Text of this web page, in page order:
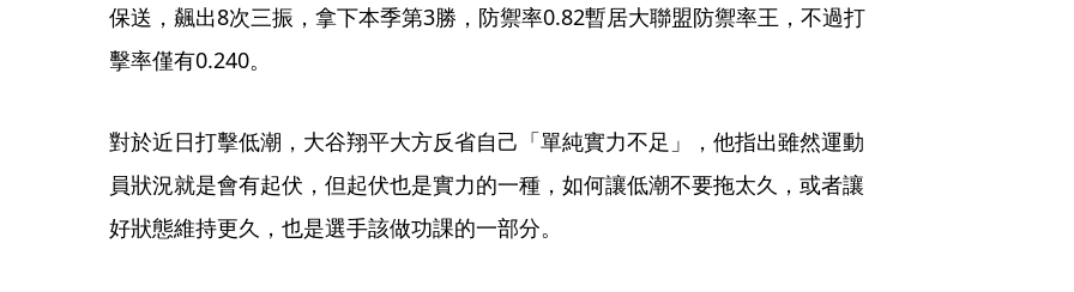
保送，飆出8次三振，拿下本季第3勝，防禦率0.82暫居大聯盟防禦率王，不過打
擊率僅有0.240。
對於近日打擊低潮，大谷翔平大方反省自己「單純實力不足」，他指出雖然運動
員狀況就是會有起伏，但起伏也是實力的一種，如何讓低潮不要拖太久，或者讓
好狀態維持更久，也是選手該做功課的一部分。